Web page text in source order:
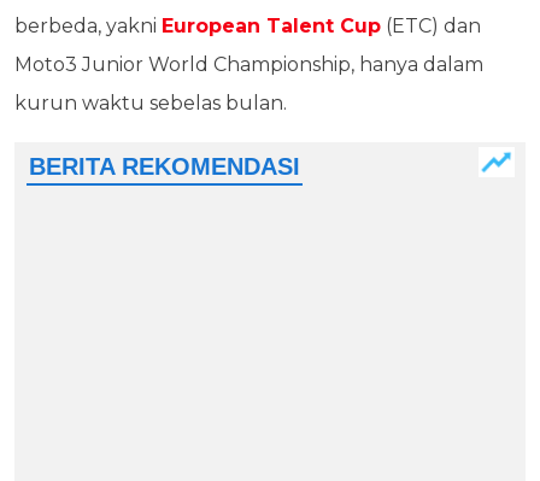
berbeda, yakni European Talent Cup (ETC) dan
Moto3 Junior World Championship, hanya dalam
kurun waktu sebelas bulan.